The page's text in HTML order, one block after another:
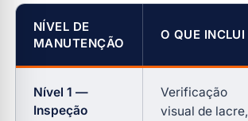
NÍVEL DE
MANUTENÇÃO
O QUE INCLUI
Nível 1 —
Inspeção
Verificação
visual de lacre,